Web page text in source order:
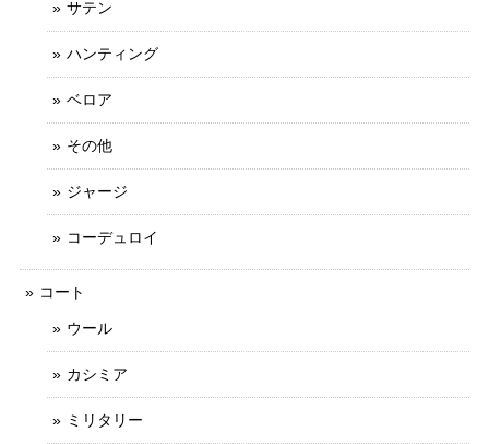
サテン
ハンティング
ベロア
その他
ジャージ
コーデュロイ
コート
ウール
カシミア
ミリタリー